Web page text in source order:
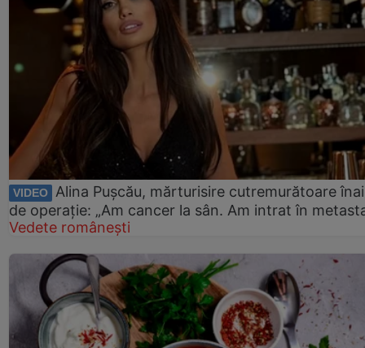
VIDEO Alina Pușcău, mărturisire cutremurătoare
de operație: „Am cancer la sân. Am intrat în
Vedete românești